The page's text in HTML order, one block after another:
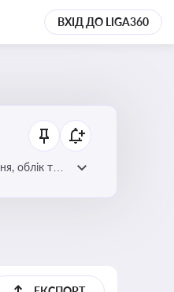
ВХІД ДО LIGA360
облік та